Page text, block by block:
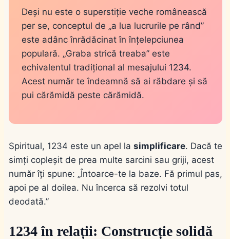
Deși nu este o superstiție veche românească
per se, conceptul de „a lua lucrurile pe rând”
este adânc înrădăcinat în înțelepciunea
populară. „Graba strică treaba” este
echivalentul tradițional al mesajului 1234.
Acest număr te îndeamnă să ai răbdare și să
pui cărămidă peste cărămidă.
Spiritual, 1234 este un apel la simplificare. Dacă te
simți copleșit de prea multe sarcini sau griji, acest
număr îți spune: „Întoarce-te la baze. Fă primul pas,
apoi pe al doilea. Nu încerca să rezolvi totul
deodată.”
1234 în relații: Construcție solidă